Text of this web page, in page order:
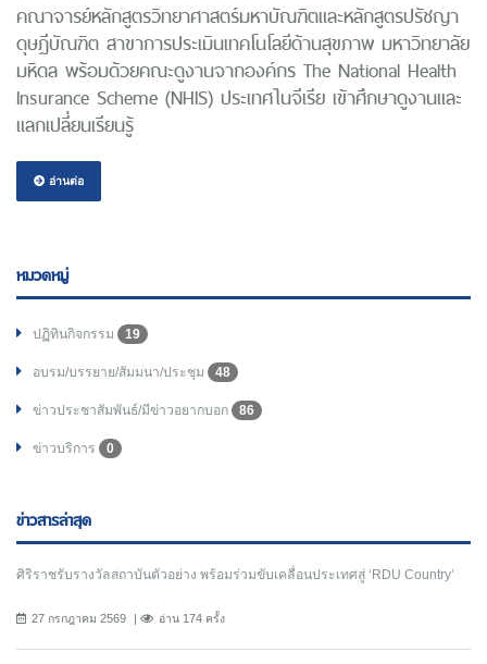
คณาจารย์หลักสูตรวิทยาศาสตร์มหาบัณฑิตและหลักสูตรปรัชญา
ดุษฎีบัณฑิต สาขาการประเมินเทคโนโลยีด้านสุขภาพ มหาวิทยาลัย
มหิดล พร้อมด้วยคณะดูงานจากองค์กร The National Health
Insurance Scheme (NHIS) ประเทศไนจีเรีย เข้าศึกษาดูงานและ
แลกเปลี่ยนเรียนรู้
อ่านต่อ
หมวดหมู่
ปฏิทินกิจกรรม 19
อบรม/บรรยาย/สัมมนา/ประชุม 48
ข่าวประชาสัมพันธ์/มีข่าวอยากบอก 86
ข่าวบริการ 0
ข่าวสารล่าสุด
ศิริราชรับรางวัลสถาบันตัวอย่าง พร้อมร่วมขับเคลื่อนประเทศสู่ ‘RDU Country’
27 กรกฎาคม 2569 อ่าน 174 ครั้ง